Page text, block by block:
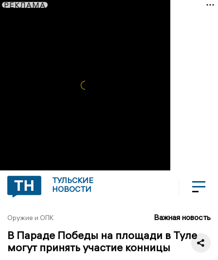
РЕКЛАМА
ТУЛЬСКИЕ
НОВОСТИ
Оружие и ОПК Важная новость
В Параде Победы на площади в Туле
могут принять участие конницы